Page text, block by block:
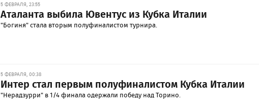
5 ФЕВРАЛЯ, 23:55
Аталанта выбила Ювентус из Кубка Италии
"Богиня" стала вторым полуфиналистом турнира.
5 ФЕВРАЛЯ, 00:38
Интер стал первым полуфиналистом Кубка Италии
"Нерадзурри" в 1/4 финала одержали победу над Торино.